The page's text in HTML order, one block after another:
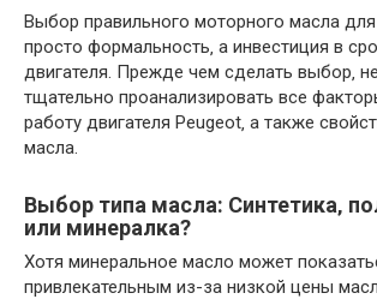
Выбор правильного моторного масла
просто формальность‚ а инвестиция в
двигателя. Прежде чем сделать выбор‚
тщательно проанализировать все
работу двигателя Peugeot‚ а также
масла.
Выбор типа масла: Синтетика‚
или минералка?
Хотя минеральное масло может
привлекательным из-за низкой цены